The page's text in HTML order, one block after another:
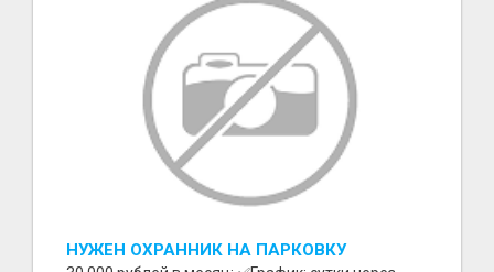
НУЖЕН ОХРАННИК НА ПАРКОВКУ